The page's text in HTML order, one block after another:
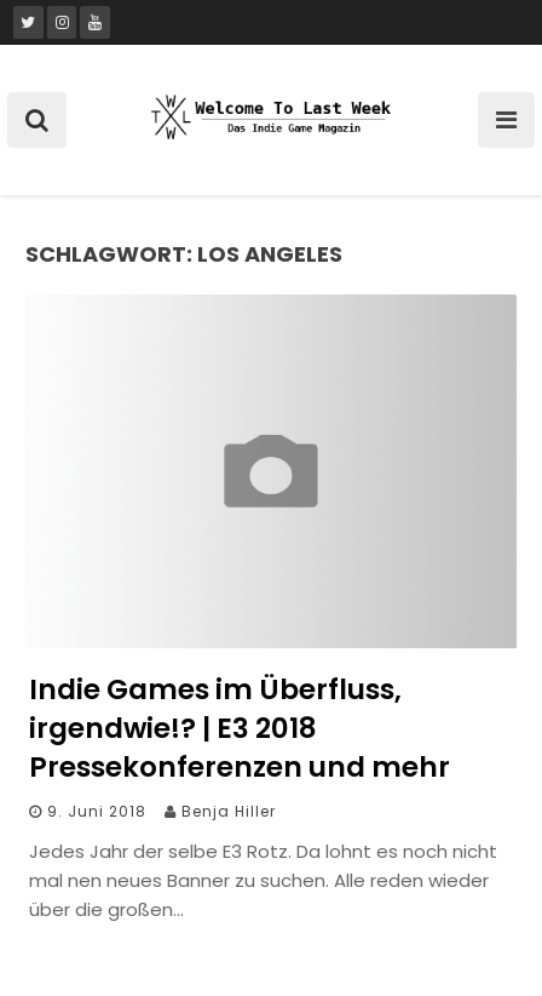
Skip
to
SCHLAGWORT: LOS ANGELES
Indie Games im Überfluss,
irgendwie!? | E3 2018
Pressekonferenzen und mehr
9. Juni 2018 Benja Hiller
Jedes Jahr der selbe E3 Rotz. Da lohnt es noch nicht
mal nen neues Banner zu suchen. Alle reden wieder
über die großen…